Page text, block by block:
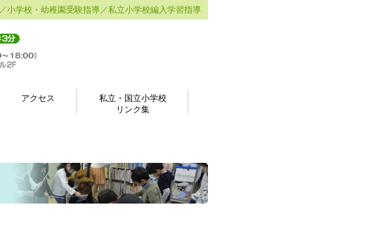
小学校・幼稚園受験指導／私立小学校編入学習指導
アクセス
私立・国立小学校
リンク集